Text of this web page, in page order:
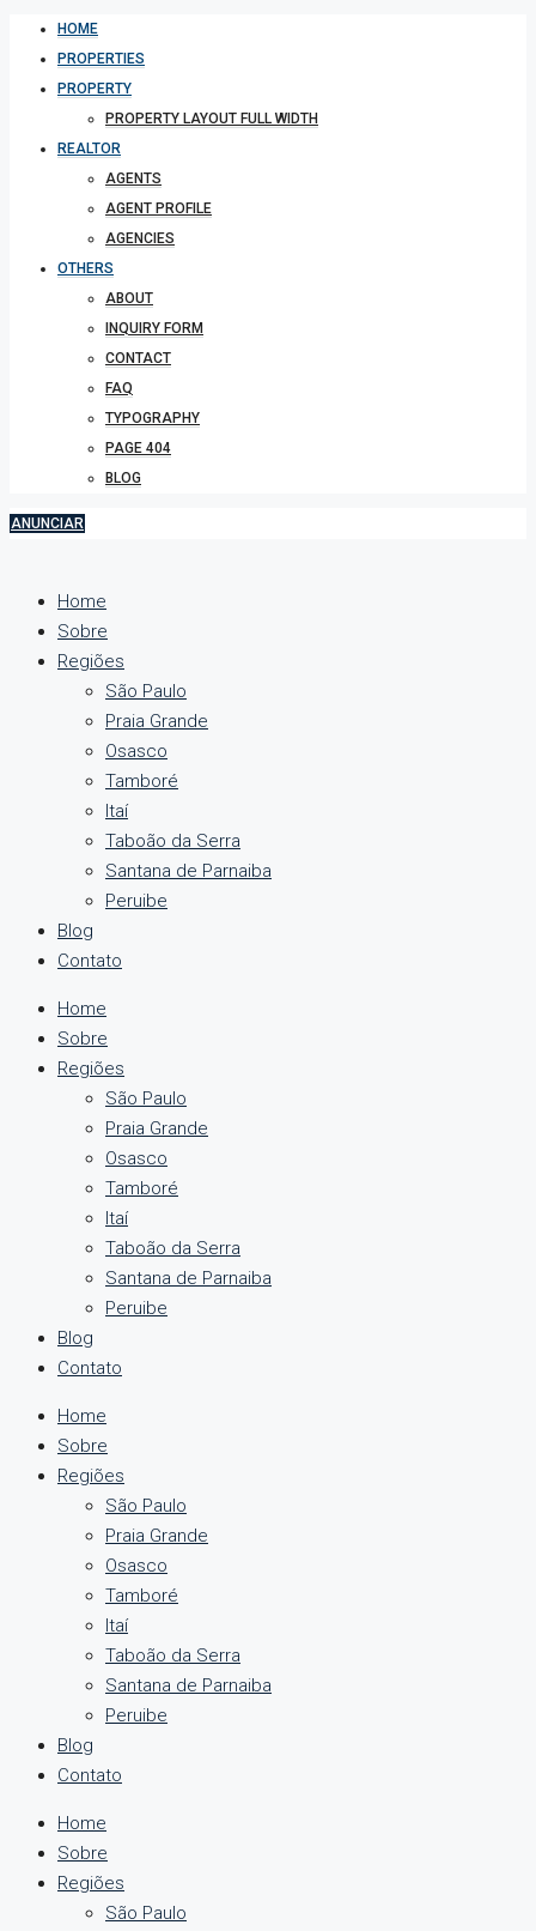
HOME
PROPERTIES
PROPERTY
PROPERTY LAYOUT FULL WIDTH
REALTOR
AGENTS
AGENT PROFILE
AGENCIES
OTHERS
ABOUT
INQUIRY FORM
CONTACT
FAQ
TYPOGRAPHY
PAGE 404
BLOG
ANUNCIAR
Home
Sobre
Regiões
São Paulo
Praia Grande
Osasco
Tamboré
Itaí
Taboão da Serra
Santana de Parnaiba
Peruibe
Blog
Contato
Home
Sobre
Regiões
São Paulo
Praia Grande
Osasco
Tamboré
Itaí
Taboão da Serra
Santana de Parnaiba
Peruibe
Blog
Contato
Home
Sobre
Regiões
São Paulo
Praia Grande
Osasco
Tamboré
Itaí
Taboão da Serra
Santana de Parnaiba
Peruibe
Blog
Contato
Home
Sobre
Regiões
São Paulo